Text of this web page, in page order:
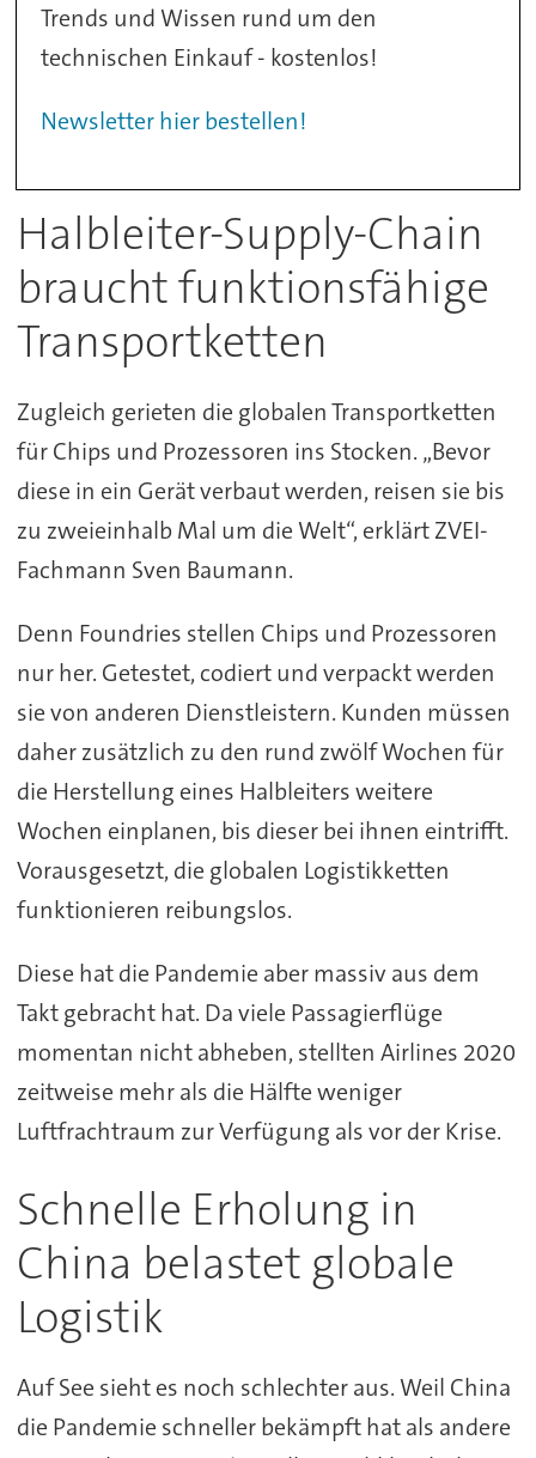
Trends und Wissen rund um den
technischen Einkauf - kostenlos!
Newsletter hier bestellen!
Halbleiter-Supply-Chain
braucht funktionsfähige
Transportketten
Zugleich gerieten die globalen Transportketten
für Chips und Prozessoren ins Stocken. „Bevor
diese in ein Gerät verbaut werden, reisen sie bis
zu zweieinhalb Mal um die Welt“, erklärt ZVEI-
Fachmann Sven Baumann.
Denn Foundries stellen Chips und Prozessoren
nur her. Getestet, codiert und verpackt werden
sie von anderen Dienstleistern. Kunden müssen
daher zusätzlich zu den rund zwölf Wochen für
die Herstellung eines Halbleiters weitere
Wochen einplanen, bis dieser bei ihnen eintrifft.
Vorausgesetzt, die globalen Logistikketten
funktionieren reibungslos.
Diese hat die Pandemie aber massiv aus dem
Takt gebracht hat. Da viele Passagierflüge
momentan nicht abheben, stellten Airlines 2020
zeitweise mehr als die Hälfte weniger
Luftfrachtraum zur Verfügung als vor der Krise.
Schnelle Erholung in
China belastet globale
Logistik
Auf See sieht es noch schlechter aus. Weil China
die Pandemie schneller bekämpft hat als andere